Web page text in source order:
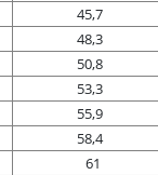
45,7
48,3
50,8
53,3
55,9
58,4
61